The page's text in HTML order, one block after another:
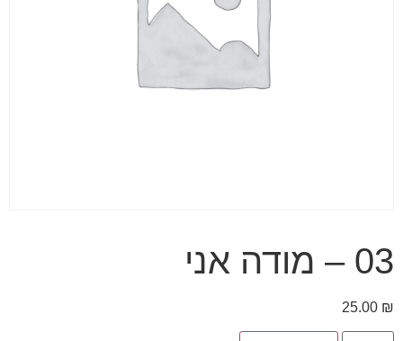
03 – מודה אני
25.00 ₪